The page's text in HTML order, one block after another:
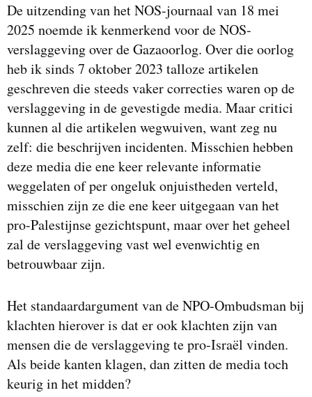
De uitzending van het NOS-journaal van 18 mei
2025 noemde ik kenmerkend voor de NOS-
verslaggeving over de Gazaoorlog. Over die oorlog
heb ik sinds 7 oktober 2023 talloze artikelen
geschreven die steeds vaker correcties waren op de
verslaggeving in de gevestigde media. Maar critici
kunnen al die artikelen wegwuiven, want zeg nu
zelf: die beschrijven incidenten. Misschien hebben
deze media die ene keer relevante informatie
weggelaten of per ongeluk onjuistheden verteld,
misschien zijn ze die ene keer uitgegaan van het
pro-Palestijnse gezichtspunt, maar over het geheel
zal de verslaggeving vast wel evenwichtig en
betrouwbaar zijn.
Het standaardargument van de NPO-Ombudsman bij
klachten hierover is dat er ook klachten zijn van
mensen die de verslaggeving te pro-Israël vinden.
Als beide kanten klagen, dan zitten de media toch
keurig in het midden?